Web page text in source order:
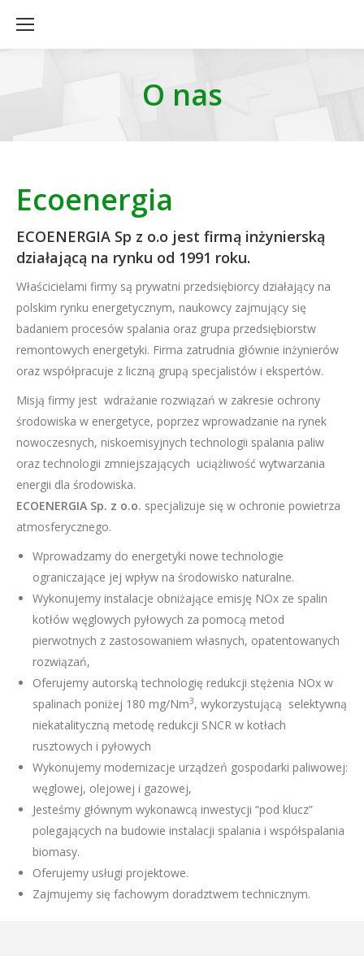
O nas
Ecoenergia
ECOENERGIA Sp z o.o jest firmą inżynierską
działającą na rynku od 1991 roku.
Właścicielami firmy są prywatni przedsiębiorcy działający na
polskim rynku energetycznym, naukowcy zajmujący się
badaniem procesów spalania oraz grupa przedsiębiorstw
remontowych energetyki. Firma zatrudnia głównie inżynierów
oraz współpracuje z liczną grupą specjalistów i ekspertów.
Misją firmy jest wdrażanie rozwiązań w zakresie ochrony
środowiska w energetyce, poprzez wprowadzanie na rynek
nowoczesnych, niskoemisyjnych technologii spalania paliw
oraz technologii zmniejszających uciążliwość wytwarzania
energii dla środowiska.
ECOENERGIA Sp. z o.o. specjalizuje się w ochronie powietrza
atmosferycznego.
Wprowadzamy do energetyki nowe technologie
ograniczające jej wpływ na środowisko naturalne.
Wykonujemy instalacje obniżające emisję NOx ze spalin
kotłów węglowych pyłowych za pomocą metod
pierwotnych z zastosowaniem własnych, opatentowanych
rozwiązań,
Oferujemy autorską technologię redukcji stężenia NOx w
spalinach poniżej 180 mg/Nm3, wykorzystującą selektywną
niekatalityczną metodę redukcji SNCR w kotłach
rusztowych i pyłowych
Wykonujemy modernizacje urządzeń gospodarki paliwowej:
węglowej, olejowej i gazowej,
Jesteśmy głównym wykonawcą inwestycji “pod klucz”
polegających na budowie instalacji spalania i współspalania
biomasy.
Oferujemy usługi projektowe.
Zajmujemy się fachowym doradztwem technicznym.